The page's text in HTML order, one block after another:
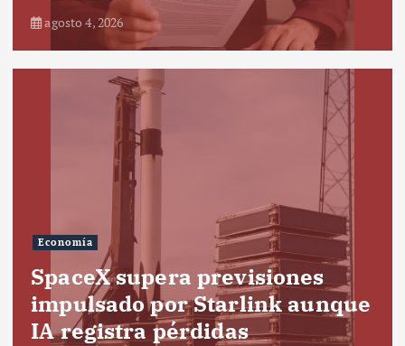
agosto 4, 2026
Economía
SpaceX supera previsiones
impulsado por Starlink aunque
IA registra pérdidas